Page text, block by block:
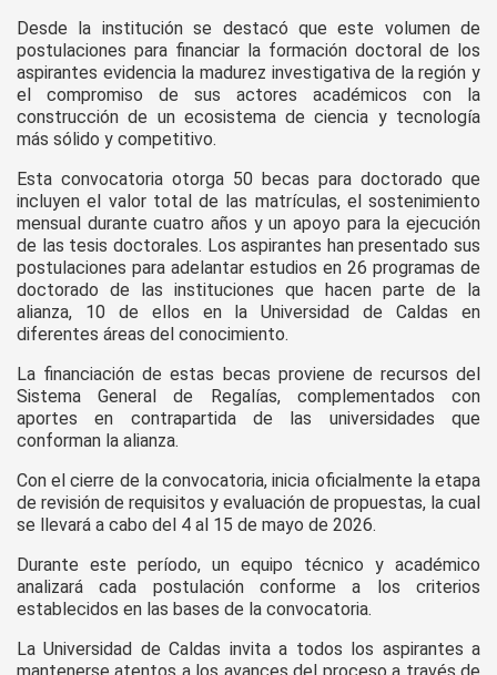
Desde la institución se destacó que este volumen de
postulaciones para financiar la formación doctoral de los
aspirantes evidencia la madurez investigativa de la región y
el compromiso de sus actores académicos con la
construcción de un ecosistema de ciencia y tecnología
más sólido y competitivo.
Esta convocatoria otorga 50 becas para doctorado que
incluyen el valor total de las matrículas, el sostenimiento
mensual durante cuatro años y un apoyo para la ejecución
de las tesis doctorales. Los aspirantes han presentado sus
postulaciones para adelantar estudios en 26 programas de
doctorado de las instituciones que hacen parte de la
alianza, 10 de ellos en la Universidad de Caldas en
diferentes áreas del conocimiento.
La financiación de estas becas proviene de recursos del
Sistema General de Regalías, complementados con
aportes en contrapartida de las universidades que
conforman la alianza.
Con el cierre de la convocatoria, inicia oficialmente la etapa
de revisión de requisitos y evaluación de propuestas, la cual
se llevará a cabo del 4 al 15 de mayo de 2026.
Durante este período, un equipo técnico y académico
analizará cada postulación conforme a los criterios
establecidos en las bases de la convocatoria.
La Universidad de Caldas invita a todos los aspirantes a